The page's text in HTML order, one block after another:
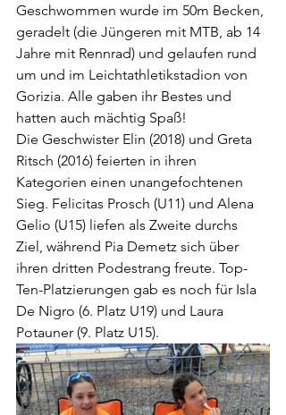
Geschwommen wurde im 50m Becken,
geradelt (die Jüngeren mit MTB, ab 14
Jahre mit Rennrad) und gelaufen rund
um und im Leichtathletikstadion von
Gorizia. Alle gaben ihr Bestes und
hatten auch mächtig Spaß!
Die Geschwister Elin (2018) und Greta
Ritsch (2016) feierten in ihren
Kategorien einen unangefochtenen
Sieg. Felicitas Prosch (U11) und Alena
Gelio (U15) liefen als Zweite durchs
Ziel, während Pia Demetz sich über
ihren dritten Podestrang freute. Top-
Ten-Platzierungen gab es noch für Isla
De Nigro (6. Platz U19) und Laura
Potauner (9. Platz U15).